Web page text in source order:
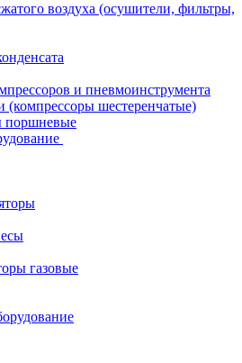
воздуха (осушители, фильтры,
и пневмоинструмента
(компрессоры шестеренчатые)
поршневые
газовые